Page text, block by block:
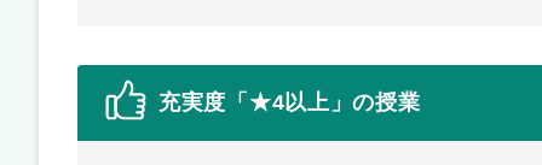
充実度「★4以上」の授業